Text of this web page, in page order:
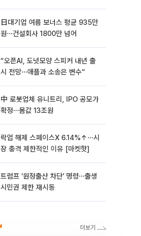
日대기업 여름 보너스 평균 935만
원⋯건설회사 1800만 넘어
“오픈AI, 도넛모양 스피커 내년 출
시 전망⋯애플과 소송은 변수”
中 로봇업체 유니트리, IPO 공모가
확정⋯몸값 13조원
락업 해제 스페이스X 6.14%↑⋯시
장 충격 제한적인 이유 [마켓핫]
트럼프 ‘원정출산 차단’ 명령⋯출생
시민권 제한 재시동